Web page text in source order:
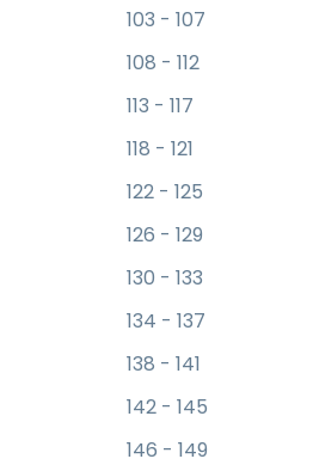
103 - 107
108 - 112
113 - 117
118 - 121
122 - 125
126 - 129
130 - 133
134 - 137
138 - 141
142 - 145
146 - 149